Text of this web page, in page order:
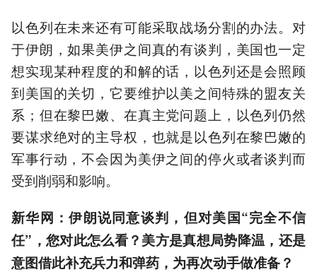
以色列在未来还有可能采取战场分割的办法。对
于伊朗，如果美伊之间真的有谈判，美国也一定
想实现某种程度的和解的话，以色列还是会照顾
到美国的关切，它要维护以美之间特殊的盟友关
系；但在黎巴嫩、在真主党问题上，以色列仍然
要谋求绝对的主导权，也就是以色列在黎巴嫩的
军事行动，不会因为美伊之间的停火或者谈判而
受到削弱和影响。
新华网：伊朗说同意谈判，但对美国“完全不信
任”，您对此怎么看？美方是真想局势降温，还是
意图借此补充兵力和弹药，为再次动手做准备？